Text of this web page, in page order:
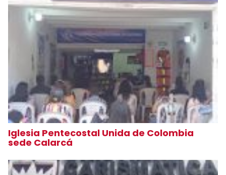
Iglesia Pentecostal Unida de Colombia
sede Calarcá